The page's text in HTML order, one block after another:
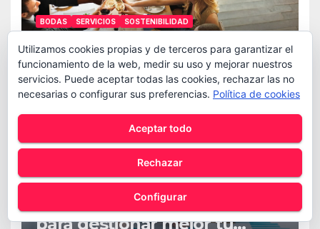
BODAS SERVICIOS SOSTENIBILIDAD
La planificación como base
del éxito
FINANZAS LEGAL SERVICIOS
Asesoría en Málaga: claves
para gestionar mejor tu
Utilizamos cookies propias y de terceros para garantizar el
funcionamiento de la web, medir su uso y mejorar nuestros
servicios. Puede aceptar todas las cookies, rechazar las no
necesarias o configurar sus preferencias. Política de cookies
Aceptar todo
Rechazar
Configurar